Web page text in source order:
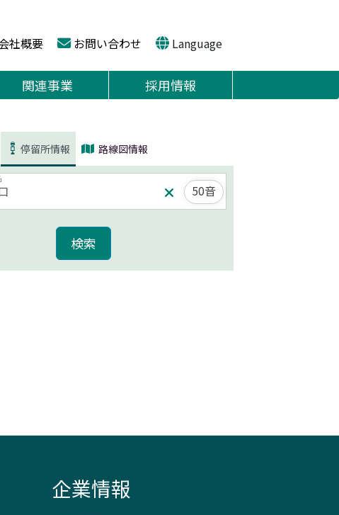
社概要 お問い合わせ Language
関連事業 採用情報
停留所情報 路線図情報
50音
企業情報